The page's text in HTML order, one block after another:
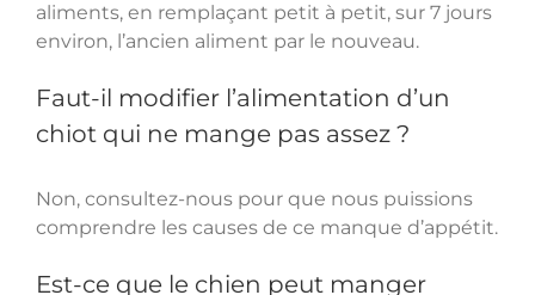
aliments, en remplaçant petit à petit, sur 7 jours
environ, l’ancien aliment par le nouveau.
Faut-il modifier l’alimentation d’un
chiot qui ne mange pas assez ?
Non, consultez-nous pour que nous puissions
comprendre les causes de ce manque d’appétit.
Est-ce que le chien peut manger